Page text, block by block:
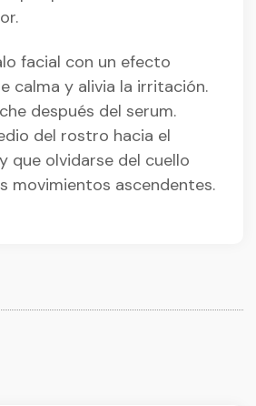
facial con un efecto
calma y alivia la irritación.
después del serum.
del rostro hacia el
que olvidarse del cuello
movimientos ascendentes.